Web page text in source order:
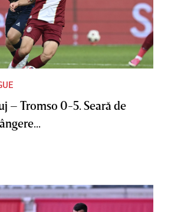
– Tromso 0-5. Seară de